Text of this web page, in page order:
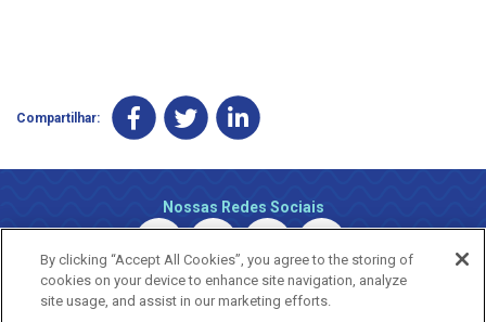
Compartilhar:
Nossas Redes Sociais
By clicking “Accept All Cookies”, you agree to the storing of
cookies on your device to enhance site navigation, analyze
site usage, and assist in our marketing efforts.